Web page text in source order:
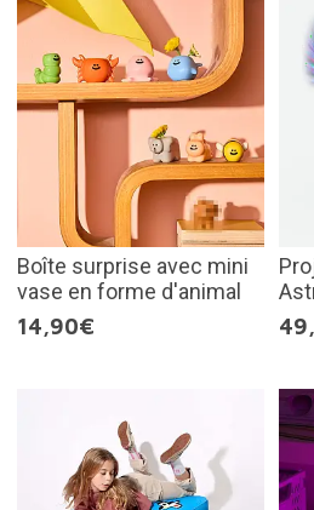
Boîte surprise avec mini
vase en forme d'animal
14,90€